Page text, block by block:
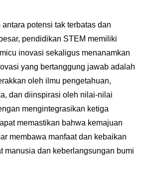
potensi tak terbatas dan
pendidikan STEM memiliki
inovasi sekaligus menanamkan
yang bertanggung jawab adalah
oleh ilmu pengetahuan,
dan diinspirasi oleh nilai-nilai
mengintegrasikan ketiga
memastikan bahwa kemajuan
membawa manfaat dan kebaikan
manusia dan keberlangsungan bumi